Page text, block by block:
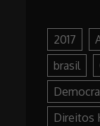
2017
brasil
Direitos